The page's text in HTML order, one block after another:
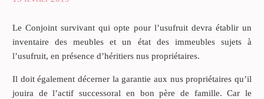
Le Conjoint survivant qui opte pour l’usufruit devra établir un
inventaire des meubles et un état des immeubles sujets à
l’usufruit, en présence d’héritiers nus propriétaires.
Il doit également décerner la garantie aux nus propriétaires qu’il
jouira de l’actif successoral en bon père de famille. Car le